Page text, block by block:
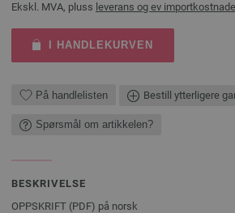
Ekskl. MVA, pluss leverans og ev
I HANDLEKURVEN
På handlelisten Bestill ytterligere
Spørsmål om artikkelen?
BESKRIVELSE
OPPSKRIFT (PDF) på norsk